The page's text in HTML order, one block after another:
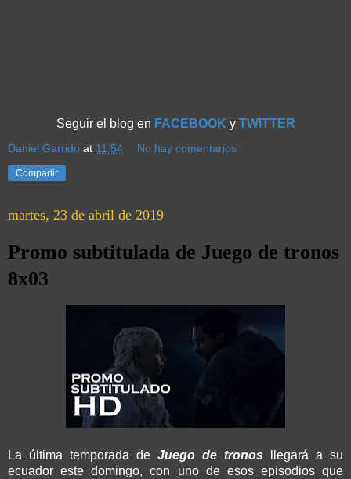
Seguir el blog en FACEBOOK y TWITTER
Daniel Garrido at 11:54 No hay comentarios:
Compartir
martes, 23 de abril de 2019
Promo subtitulada de Juego de tronos
8x03
La última temporada de Juego de tronos llegará a su
ecuador este domingo, con uno de esos episodios que